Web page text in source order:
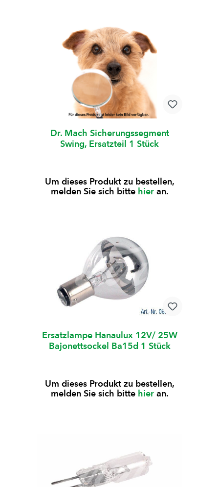
Dr. Mach Sicherungssegment
Swing, Ersatzteil 1 Stück
Um dieses Produkt zu bestellen,
melden Sie sich bitte hieran.
Ersatzlampe Hanaulux 12V/ 25W
Bajonettsockel Ba15d 1 Stück
Um dieses Produkt zu bestellen,
melden Sie sich bitte hieran.